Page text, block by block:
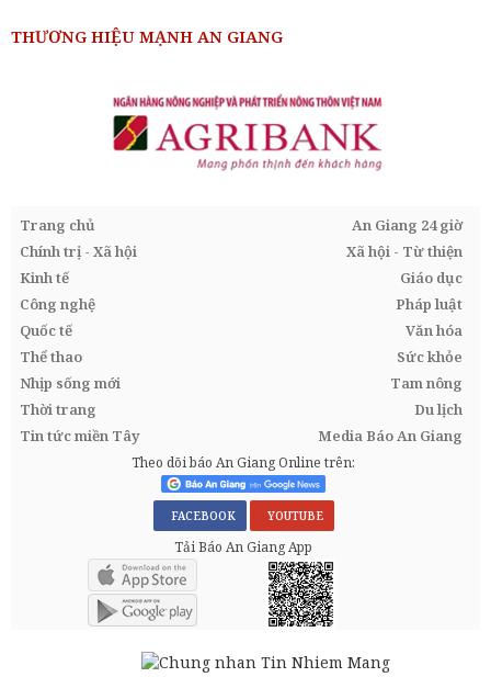
THƯƠNG HIỆU MẠNH AN GIANG
Trang chủ
An Giang 24 giờ
Chính trị - Xã hội
Xã hội - Từ thiện
Kinh tế
Giáo dục
Công nghệ
Pháp luật
Quốc tế
Văn hóa
Thể thao
Sức khỏe
Nhịp sống mới
Tam nông
Thời trang
Du lịch
Tin tức miền Tây
Media Báo An Giang
Theo dõi báo An Giang Online trên:
FACEBOOK YOUTUBE
Tải Báo An Giang App